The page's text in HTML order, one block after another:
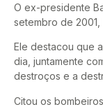
O ex-presidente
setembro de
Ele destacou que
dia, juntamente
destroços e a
Citou os